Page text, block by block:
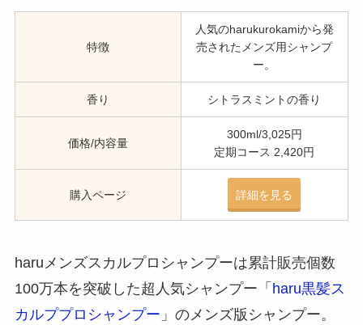
特徴
人気のharukurokamiから発
売されたメンズ用シャンプ
ー。
香り シトラスミントの香り
価格/内容量
300ml/3,025円
定期コース 2,420円
購入ページ 詳細を見る
haruメンズスカルプロシャンプーは累計販売個数
100万本を突破した超人気シャンプー「 haru黒髪ス
カルププロシャンプー 」のメンズ版シャンプー。